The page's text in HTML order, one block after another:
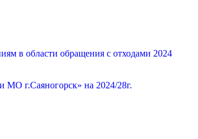
в области обращения с отходами 2024
г.Саяногорск» на 2024/28г.